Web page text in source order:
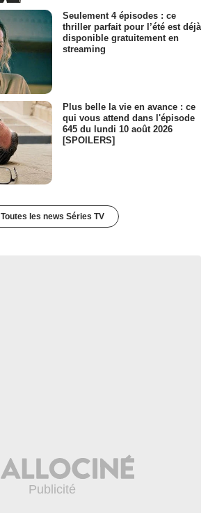
Seulement 4 épisodes : ce
thriller parfait pour l’été est déjà
disponible gratuitement en
streaming
Plus belle la vie en avance : ce
qui vous attend dans l'épisode
645 du lundi 10 août 2026
[SPOILERS]
Toutes les news Séries TV